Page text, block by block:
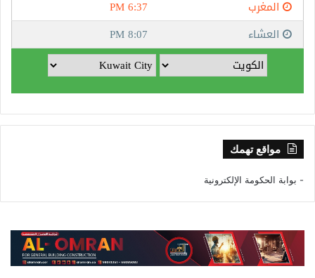
مواقع تهمك
- بوابة الحكومة الإلكترونية